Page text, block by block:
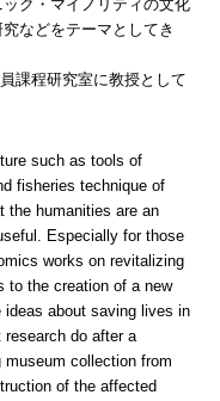
ク・マイノリティの文化
などをテーマとしてき
課程研究室に教授として
such as tools of
fisheries technique of
the humanities are an
Especially for those
works on revitalizing
to the creation of a new
about saving lives in
do after a
collection from
of the affected